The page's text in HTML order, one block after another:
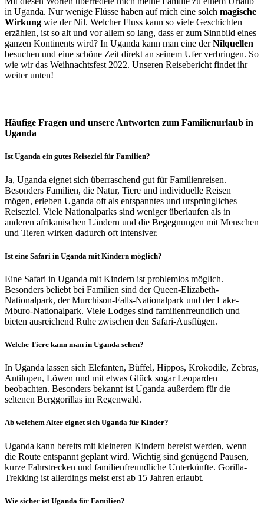
in Uganda. Nur wenige Flüsse haben auf mich eine solch magische
Wirkung wie der Nil. Welcher Fluss kann so viele Geschichten
erzählen, ist so alt und vor allem so lang, dass er zum Sinnbild eines
ganzen Kontinents wird? In Uganda kann man eine derNilquellen
besuchen und eine schöne Zeit direkt an seinem Ufer verbringen. So
wie wir das Weihnachtsfest 2022. Unseren Reisebericht findet ihr
weiter unten!
Häufige Fragen und unsere Antworten zum Familienurlaub in
Uganda
Ist Uganda ein gutes Reiseziel für Familien?
Ja, Uganda eignet sich überraschend gut für Familienreisen.
Besonders Familien, die Natur, Tiere und individuelle Reisen
mögen, erleben Uganda oft als entspanntes und ursprüngliches
Reiseziel. Viele Nationalparks sind weniger überlaufen als in
anderen afrikanischen Ländern und die Begegnungen mit Menschen
und Tieren wirken dadurch oft intensiver.
Ist eine Safari in Uganda mit Kindern möglich?
Eine Safari in Uganda mit Kindern ist problemlos möglich.
Besonders beliebt bei Familien sind der Queen-Elizabeth-
Nationalpark, der Murchison-Falls-Nationalpark und der Lake-
Mburo-Nationalpark. Viele Lodges sind familienfreundlich und
bieten ausreichend Ruhe zwischen den Safari-Ausflügen.
Welche Tiere kann man in Uganda sehen?
In Uganda lassen sich Elefanten, Büffel, Hippos, Krokodile, Zebras,
Antilopen, Löwen und mit etwas Glück sogar Leoparden
beobachten. Besonders bekannt ist Uganda außerdem für die
seltenen Berggorillas im Regenwald.
Ab welchem Alter eignet sich Uganda für Kinder?
Uganda kann bereits mit kleineren Kindern bereist werden, wenn
die Route entspannt geplant wird. Wichtig sind genügend Pausen,
kurze Fahrstrecken und familienfreundliche Unterkünfte. Gorilla-
Trekking ist allerdings meist erst ab 15 Jahren erlaubt.
Wie sicher ist Uganda für Familien?